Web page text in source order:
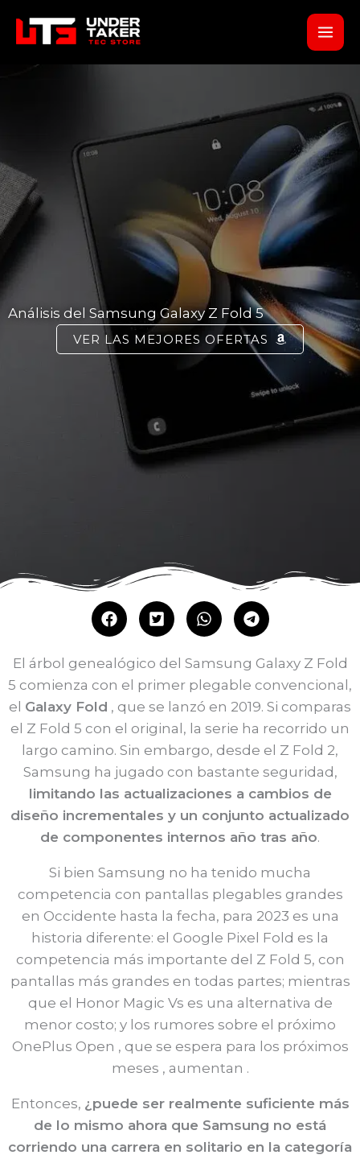
Análisis del Samsung Galaxy Z Fold 5
VER LAS MEJORES OFERTAS
El árbol genealógico del Samsung Galaxy Z Fold
5 comienza con el primer plegable convencional,
el Galaxy Fold , que se lanzó en 2019. Si comparas
el Z Fold 5 con el original, la serie ha recorrido un
largo camino. Sin embargo, desde el Z Fold 2,
Samsung ha jugado con bastante seguridad,
limitando las actualizaciones a cambios de
diseño incrementales y un conjunto actualizado
de componentes internos año tras año.
Si bien Samsung no ha tenido mucha
competencia con pantallas plegables grandes
en Occidente hasta la fecha, para 2023 es una
historia diferente: el Google Pixel Fold es la
competencia más importante del Z Fold 5, con
pantallas más grandes en todas partes; mientras
que el Honor Magic Vs es una alternativa de
menor costo; y los rumores sobre el próximo
OnePlus Open , que se espera para los próximos
meses , aumentan .
Entonces, ¿puede ser realmente suficiente más
de lo mismo ahora que Samsung no está
corriendo una carrera en solitario en la categoría